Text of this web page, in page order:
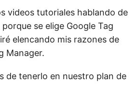
videos tutoriales hablando de
se elige Google Tag
elencando mis razones de
Manager.
de tenerlo en nuestro plan de